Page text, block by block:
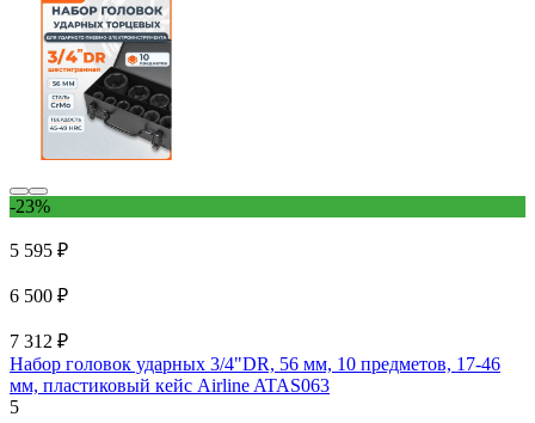
-23%
5 595 ₽
6 500 ₽
7 312 ₽
Набор головок ударных 3/4"DR, 56 мм, 10 предметов, 17-46
мм, пластиковый кейс Airline ATAS063
5